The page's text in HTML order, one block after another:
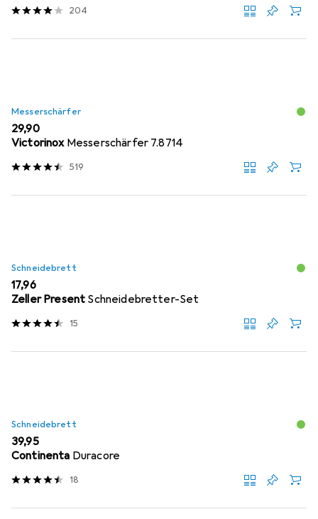
204
Messerschärfer
EUR
29,90
Victorinox Messerschärfer 7.8714
519
Schneidebrett
EUR
17,96
Zeller Present Schneidebretter-Set
15
Schneidebrett
EUR
39,95
Continenta Duracore
18